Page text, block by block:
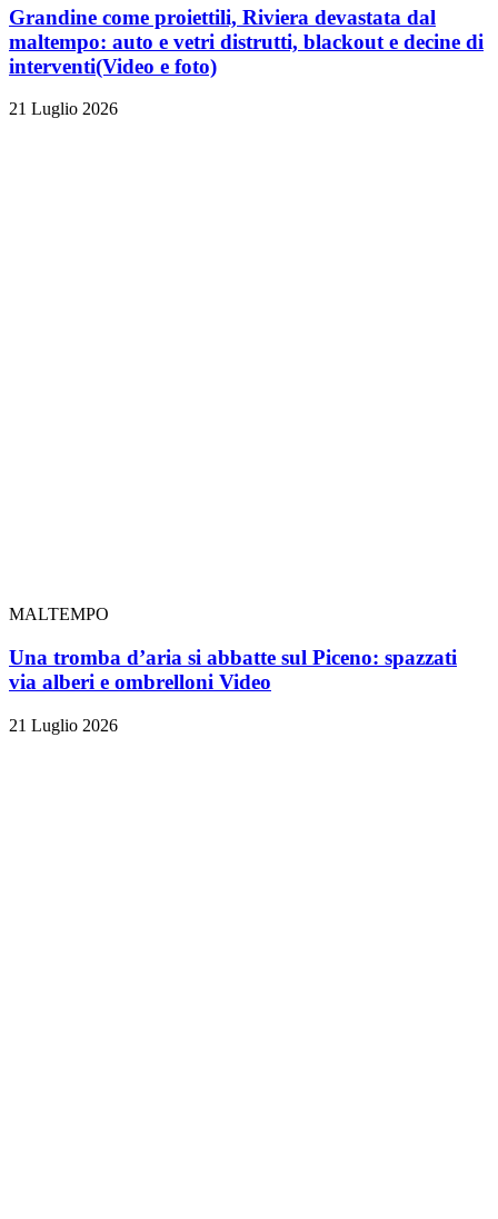
Grandine come proiettili, Riviera devastata dal
maltempo: auto e vetri distrutti, blackout e decine di
interventi(Video e foto)
21 Luglio 2026
MALTEMPO
Una tromba d’aria si abbatte sul Piceno: spazzati
via alberi e ombrelloni Video
21 Luglio 2026